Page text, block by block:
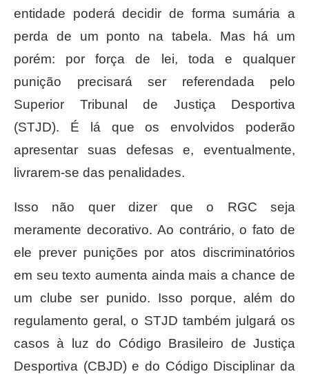
entidade poderá decidir de forma sumária a
perda de um ponto na tabela. Mas há um
porém: por força de lei, toda e qualquer
punição precisará ser referendada pelo
Superior Tribunal de Justiça Desportiva
(STJD). É lá que os envolvidos poderão
apresentar suas defesas e, eventualmente,
livrarem-se das penalidades.
Isso não quer dizer que o RGC seja
meramente decorativo. Ao contrário, o fato de
ele prever punições por atos discriminatórios
em seu texto aumenta ainda mais a chance de
um clube ser punido. Isso porque, além do
regulamento geral, o STJD também julgará os
casos à luz do Código Brasileiro de Justiça
Desportiva (CBJD) e do Código Disciplinar da